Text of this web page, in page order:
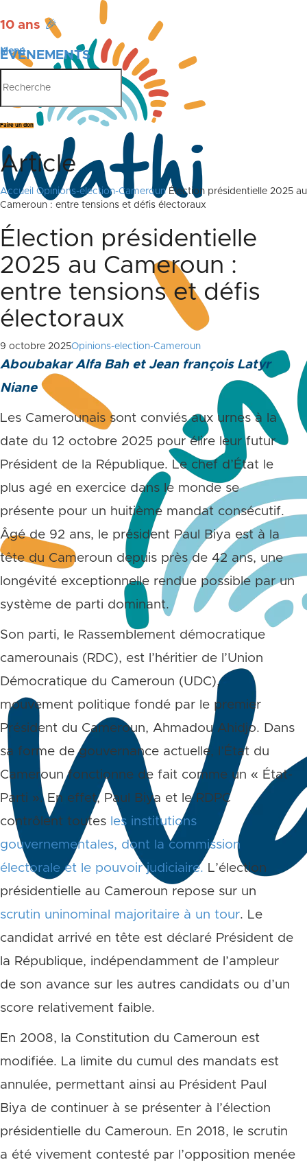
10 ans 🎉
ÉVÉNEMENTS
PUBLICATIONS
Menu
Faire un don
Article
Accueil Opinions-election-Cameroun Élection présidentielle 2025 au
Cameroun : entre tensions et défis électoraux
Élection présidentielle
2025 au Cameroun :
entre tensions et défis
électoraux
9 octobre 2025Opinions-election-Cameroun
Aboubakar Alfa Bah et Jean françois Latyr
Niane
Les Camerounais sont conviés aux urnes à la
date du 12 octobre 2025 pour élire leur futur
Président de la République. Le chef d’État le
plus agé en exercice dans le monde se
présente pour un huitième mandat consécutif.
Âgé de 92 ans, le président Paul Biya est à la
tête du Cameroun depuis près de 42 ans, une
longévité exceptionnelle rendue possible par un
système de parti dominant.
Son parti, le Rassemblement démocratique
camerounais (RDC), est l’héritier de l’Union
Démocratique du Cameroun (UDC),
mouvement politique fondé par le premier
Président du Cameroun, Ahmadou Ahidjo. Dans
sa forme de gouvernance actuelle, l’État du
Cameroun fonctionne de fait comme un « État-
Parti ». En effet, Paul Biya et le RDPC
contrôlent toutes les institutions
gouvernementales, dont la commission
électorale et le pouvoir judiciaire. L’élection
présidentielle au Cameroun repose sur un
scrutin uninominal majoritaire à un tour. Le
candidat arrivé en tête est déclaré Président de
la République, indépendamment de l’ampleur
de son avance sur les autres candidats ou d’un
score relativement faible.
En 2008, la Constitution du Cameroun est
modifiée. La limite du cumul des mandats est
annulée, permettant ainsi au Président Paul
Biya de continuer à se présenter à l’élection
présidentielle du Cameroun. En 2018, le scrutin
a été vivement contesté par l’opposition menée